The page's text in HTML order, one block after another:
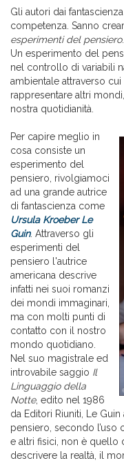
Gli autori dai
competenza. Sanno
esperimenti del pensiero.
Un esperimento del
nel controllo di variabili
ambientale attraverso
rappresentare altri
nostra quotidianità.
Per capire meglio in
cosa consiste un
esperimento del
pensiero, rivolgiamoci
ad una grande autrice
di fantascienza come
Ursula Kroeber Le
Guin. Attraverso gli
esperimenti del
pensiero l'autrice
americana descrive
infatti nei suoi romanzi
dei mondi immaginari,
ma con molti punti di
contatto con il nostro
mondo quotidiano.
Nel suo magistrale ed
introvabile saggio Il
Linguaggio della
Notte, edito nel 1986
da Editori Riuniti, Le
pensiero, secondo l’uso
e altri fisici, non è quello
descrivere la realtà, il